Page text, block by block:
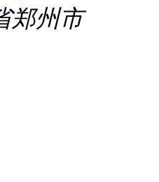
郑州市